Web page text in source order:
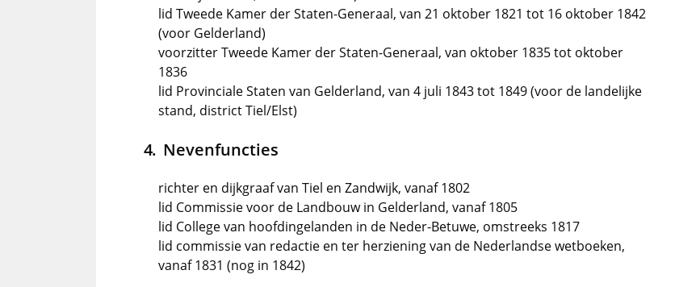
lid Tweede Kamer der Staten-Generaal, van 21 oktober 1821 tot 16 oktober 1842
(voor Gelderland)
voorzitter Tweede Kamer der Staten-Generaal, van oktober 1835 tot oktober
1836
lid Provinciale Staten van Gelderland, van 4 juli 1843 tot 1849 (voor de landelijke
stand, district Tiel/Elst)
Nevenfuncties
richter en dijkgraaf van Tiel en Zandwijk, vanaf 1802
lid Commissie voor de Landbouw in Gelderland, vanaf 1805
lid College van hoofdingelanden in de Neder-Betuwe, omstreeks 1817
lid commissie van redactie en ter herziening van de Nederlandse wetboeken,
vanaf 1831 (nog in 1842)